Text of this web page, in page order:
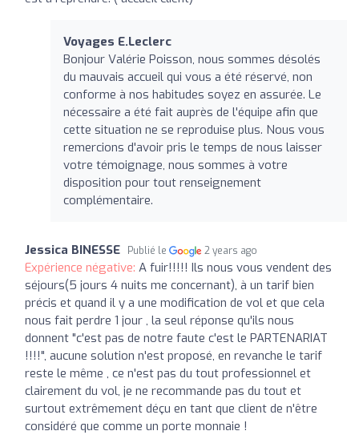
Voyages E.Leclerc
Bonjour Valérie Poisson, nous sommes désolés
du mauvais accueil qui vous a été réservé, non
conforme à nos habitudes soyez en assurée. Le
nécessaire a été fait auprès de l'équipe afin que
cette situation ne se reproduise plus. Nous vous
remercions d'avoir pris le temps de nous laisser
votre témoignage, nous sommes à votre
disposition pour tout renseignement
complémentaire.
Jessica BINESSE Publié le 2 years ago
Expérience négative: A fuir!!!!! Ils nous vous vendent des
séjours(5 jours 4 nuits me concernant), à un tarif bien
précis et quand il y a une modification de vol et que cela
nous fait perdre 1 jour , la seul réponse qu'ils nous
donnent "c'est pas de notre faute c'est le PARTENARIAT
!!!!", aucune solution n'est proposé, en revanche le tarif
reste le même , ce n'est pas du tout professionnel et
clairement du vol, je ne recommande pas du tout et
surtout extrêmement déçu en tant que client de n'être
considéré que comme un porte monnaie !